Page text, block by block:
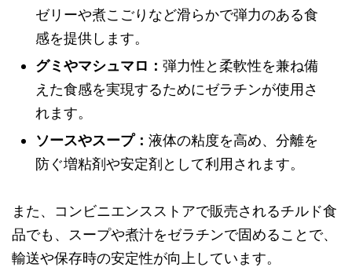
ゼリーや煮こごりなど滑らかで弾力のある食
感を提供します。
グミやマシュマロ： 弾力性と柔軟性を兼ね備
えた食感を実現するためにゼラチンが使用さ
れます。
ソースやスープ： 液体の粘度を高め、分離を
防ぐ増粘剤や安定剤として利用されます。
また、コンビニエンスストアで販売されるチルド食
品でも、スープや煮汁をゼラチンで固めることで、
輸送や保存時の安定性が向上しています。